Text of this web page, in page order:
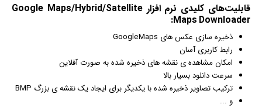
قابلیت‌های کلیدی نرم افزار Google Maps/Hybrid/Satellite
Maps Downloader:
ذخیره سازی عکسهای GoogleMaps
رابط کاربری آسان
امکان مشاهده ی نقشه های ذخیره شده به صورت آفلاین
سرعت دانلود بسیار بالا
ترکیب تصاویر ذخیره شده با یکدیگر برای ایجاد یک نقشه ی بزرگ BMP
و ...